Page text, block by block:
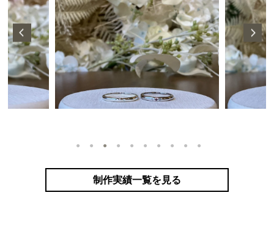
1 2 3 4 5 6 7 8 9 10
制作実績一覧を見る